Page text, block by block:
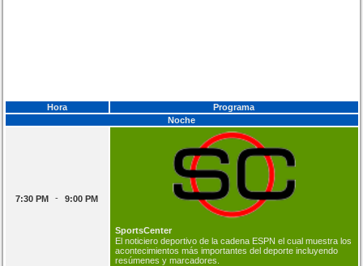
Hora
Programa
Noche
7:30 PM - 9:00 PM
SportsCenter
El noticiero deportivo de la cadena ESPN el cual muestra los
acontecimientos más importantes del deporte incluyendo
resúmenes y marcadores.